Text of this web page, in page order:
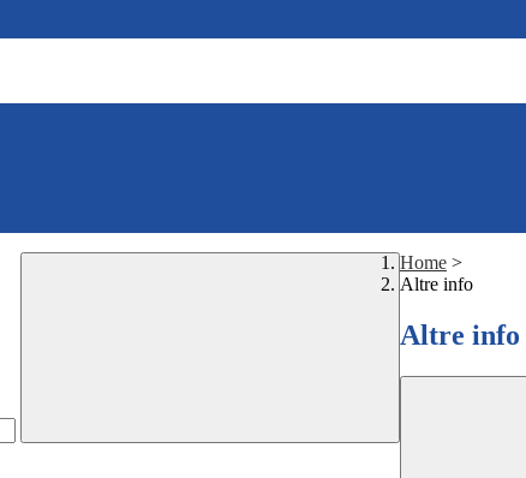
Home >
Altre info
Altre info